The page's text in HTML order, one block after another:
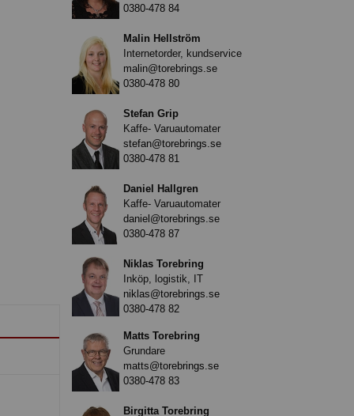
0380-478 84
Malin Hellström
Internetorder, kundservice
malin@torebrings.se
0380-478 80
Stefan Grip
Kaffe- Varuautomater
stefan@torebrings.se
0380-478 81
Daniel Hallgren
Kaffe- Varuautomater
daniel@torebrings.se
0380-478 87
Niklas Torebring
Inköp, logistik, IT
niklas@torebrings.se
0380-478 82
Matts Torebring
Grundare
matts@torebrings.se
0380-478 83
Birgitta Torebring